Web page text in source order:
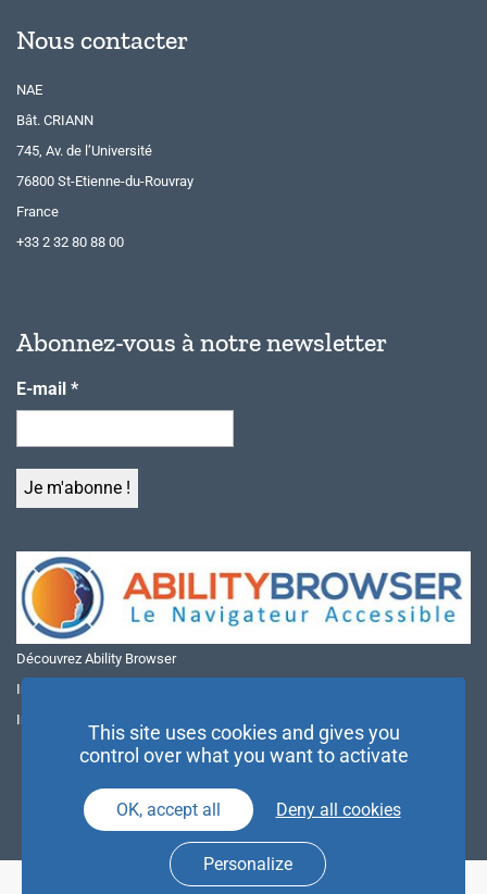
Nous contacter
NAE
Bât. CRIANN
745, Av. de l’Université
76800 St-Etienne-du-Rouvray
France
+33 2 32 80 88 00
Abonnez-vous à notre newsletter
E-mail *
Découvrez Ability Browser
Installer Ability Browser sur Windows
Installer Ability Browser sur Mac
This site uses cookies and gives you
control over what you want to activate
OK, accept all Deny all cookies
Personalize